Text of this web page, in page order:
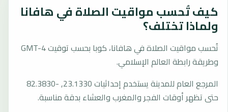
كيف تُحسب مواقيت الصلاة في هافانا
ولماذا تختلف؟
تُحسب مواقيت الصلاة في هافانا، كوبا بحسب توقيت GMT-4
وطريقة رابطة العالم الإسلامي.
المرجع العام للمدينة يستخدم إحداثيات 23.1330, -82.3830
حتى تظهر أوقات الفجر والمغرب والعشاء بدقة مناسبة.